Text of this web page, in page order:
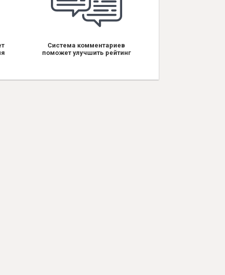
Система комментариев
поможет улучшить рейтинг